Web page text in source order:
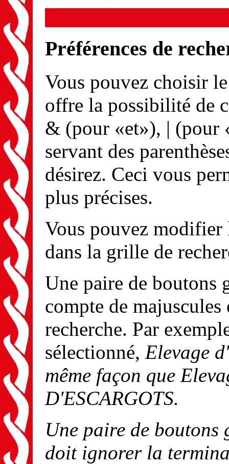
Préférences de
Vous pouvez choisir
offre la possibilité de
& (pour «et»), | (pour
servant des
désirez. Ceci vous
plus précises.
Vous pouvez modifier
dans la grille de
Une paire de boutons
compte de
recherche. Par
sélectionné, Elevage
même façon que
D'ESCARGOTS.
Une paire de boutons
doit ignorer la